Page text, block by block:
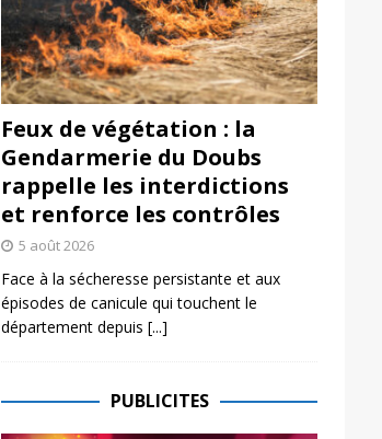
Feux de végétation : la
Gendarmerie du Doubs
rappelle les interdictions
et renforce les contrôles
5 août 2026
Face à la sécheresse persistante et aux
épisodes de canicule qui touchent le
département depuis [...]
PUBLICITES